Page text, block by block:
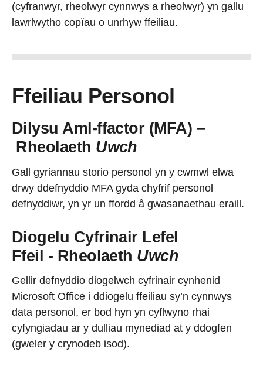
(cyfranwyr, rheolwyr cynnwys a rheolwyr) yn gallu
lawrlwytho copïau o unrhyw ffeiliau.
Ffeiliau Personol
Dilysu Aml-ffactor (MFA) –
Rheolaeth Uwch
Gall gyriannau storio personol yn y cwmwl elwa
drwy ddefnyddio MFA gyda chyfrif personol
defnyddiwr, yn yr un ffordd â gwasanaethau eraill.
Diogelu Cyfrinair Lefel
Ffeil - Rheolaeth Uwch
Gellir defnyddio diogelwch cyfrinair cynhenid
Microsoft Office i ddiogelu ffeiliau sy’n cynnwys
data personol, er bod hyn yn cyflwyno rhai
cyfyngiadau ar y dulliau mynediad at y ddogfen
(gweler y crynodeb isod).